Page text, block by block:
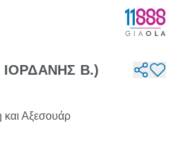
ΙΟΡΔΑΝΗΣ Β.)
Αξεσουάρ